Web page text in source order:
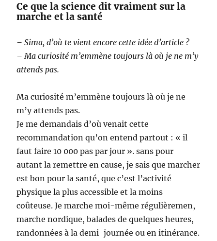
Ce que la science dit vraiment sur la
marche et la santé
– Sima, d’où te vient encore cette idée d’article ?
– Ma curiosité m’emmène toujours là où je ne m’y
attends pas.
Ma curiosité m’emmène toujours là où je ne
m’y attends pas.
Je me demandais d’où venait cette
recommandation qu’on entend partout : « il
faut faire 10 000 pas par jour ». sans pour
autant la remettre en cause, je sais que marcher
est bon pour la santé, que c’est l’activité
physique la plus accessible et la moins
coûteuse. Je marche moi-même régulièremen,
marche nordique, balades de quelques heures,
randonnées à la demi-journée ou en itinérance.